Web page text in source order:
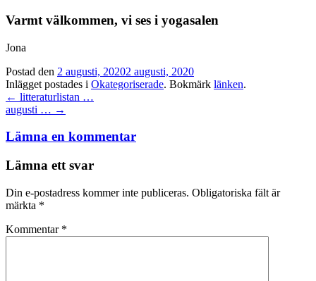
Varmt välkommen, vi ses i yogasalen
Jona
Postad den 2 augusti, 20202 augusti, 2020
Inlägget postades i Okategoriserade. Bokmärk länken.
Inläggsnavigation
← litteraturlistan …
augusti … →
Lämna en kommentar
Lämna ett svar
Din e-postadress kommer inte publiceras. Obligatoriska fält är
märkta *
Kommentar *